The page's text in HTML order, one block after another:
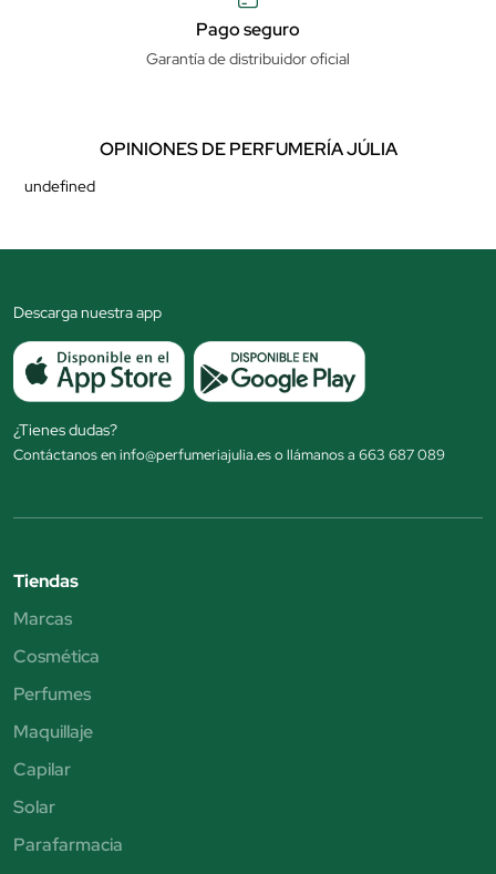
Pago seguro
Garantía de distribuidor oficial
OPINIONES DE PERFUMERÍA JÚLIA
undefined
Descarga nuestra app
¿Tienes dudas?
Contáctanos en info@perfumeriajulia.es o llámanos a 663 687 089
Tiendas
Marcas
Cosmética
Perfumes
Maquillaje
Capilar
Solar
Parafarmacia